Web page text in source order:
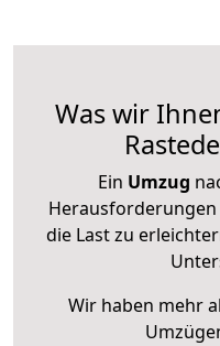
Was wir
Ein Umzug
die Last zu
Wir haben mehr